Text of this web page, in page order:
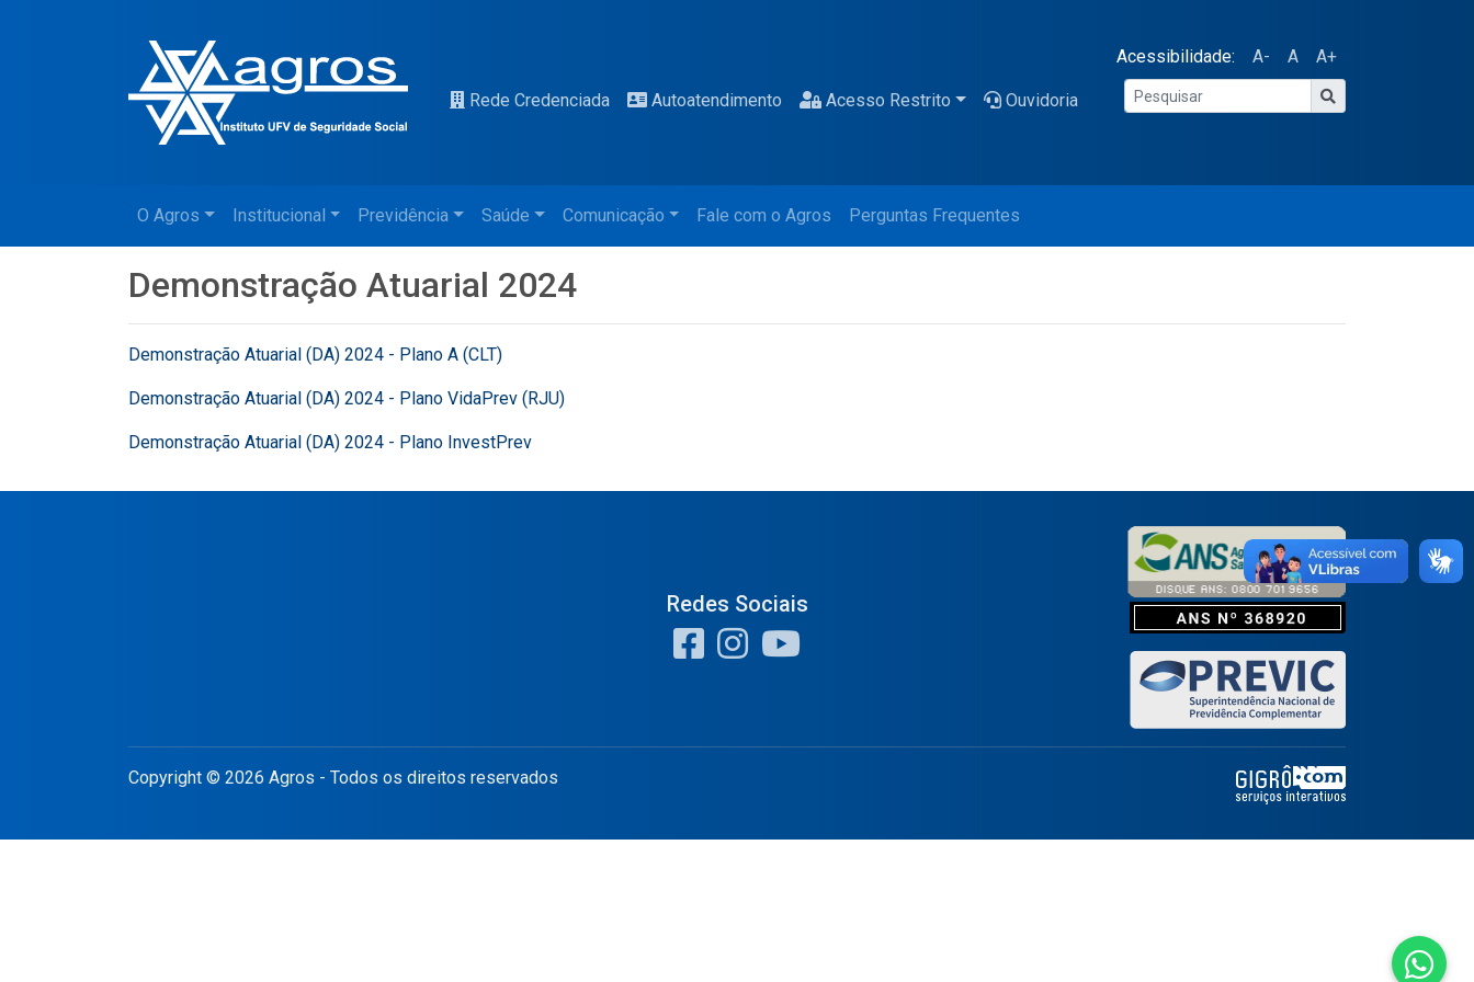
Acessibilidade: A- A A+
Rede Credenciada Autoatendimento Acesso Restrito Ouvidoria
O Agros Institucional Previdência Saúde Comunicação Fale com o Agros Perguntas Frequentes
Demonstração Atuarial 2024
Demonstração Atuarial (DA) 2024 - Plano A (CLT)
Demonstração Atuarial (DA) 2024 - Plano VidaPrev (RJU)
Demonstração Atuarial (DA) 2024 - Plano InvestPrev
Redes Sociais
Copyright © 2026 Agros - Todos os direitos reservados